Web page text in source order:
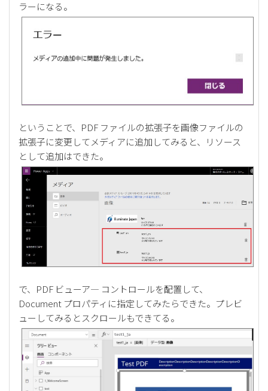
ラーになる。
ということで、PDF ファイルの拡張子を画像ファイルの
拡張子に変更してメディアに追加してみると、リソース
として追加はできた。
で、PDF ビューア― コントロールを配置して、
Document プロパティに指定してみたらできた。プレビ
ューしてみるとスクロールもできてる。